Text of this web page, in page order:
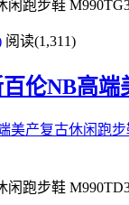
闲跑步鞋
阅读(1,311)
伦NB高
闲跑步鞋